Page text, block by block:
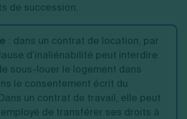
de succession.
: dans un contrat de location, par
d’inaliénabilité peut interdire
sous-louer le logement dans
le consentement écrit du
un contrat de travail, elle peut
de transférer ses droits à